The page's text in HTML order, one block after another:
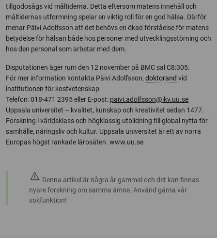
tillgodosågs vid måltiderna. Detta eftersom matens innehåll och
måltidernas utformning spelar en viktig roll för en god hälsa. Därför
menar Päivi Adolfsson att det behövs en ökad förståelse för matens
betydelse för hälsan både hos personer med utvecklingsstörning och
hos den personal som arbetar med dem.
Disputationen äger rum den 12 november på BMC sal C8:305.
För mer information kontakta Päivi Adolfsson, doktorand vid
institutionen för kostvetenskap
Telefon: 018-471 2395 eller E-post: paivi.adolfsson@ikv.uu.se
Uppsala universitet – kvalitet, kunskap och kreativitet sedan 1477.
Forskning i världsklass och högklassig utbildning till global nytta för
samhälle, näringsliv och kultur. Uppsala universitet är ett av norra
Europas högst rankade lärosäten. www.uu.se
warning Denna artikel är några år gammal och det kan finnas
nyare forskning om samma ämne. Använd gärna vår
sökfunktion!